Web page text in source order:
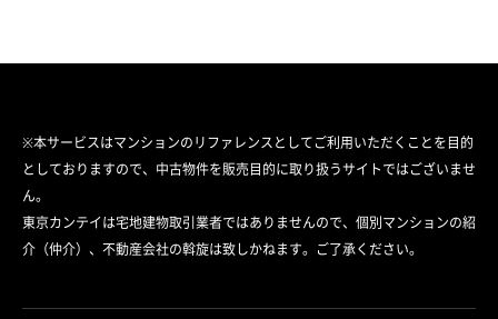
※本サービスはマンションのリファレンスとしてご利用いただくことを目的
としておりますので、中古物件を販売目的に取り扱うサイトではございませ
ん。
東京カンテイは宅地建物取引業者ではありませんので、個別マンションの紹
介（仲介）、不動産会社の斡旋は致しかねます。ご了承ください。